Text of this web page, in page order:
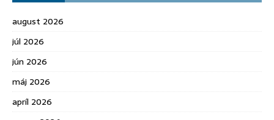
august 2026
júl 2026
jún 2026
máj 2026
apríl 2026